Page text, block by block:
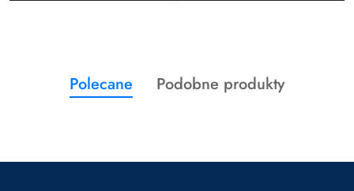
Pomiń karuzelę produktów
Produkty
o
Polecane
Produkty
Podobne produkty